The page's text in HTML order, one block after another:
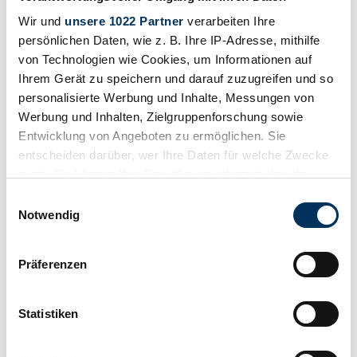
Wir und unsere 1022 Partner verarbeiten Ihre
persönlichen Daten, wie z. B. Ihre IP-Adresse, mithilfe
von Technologien wie Cookies, um Informationen auf
Ihrem Gerät zu speichern und darauf zuzugreifen und so
personalisierte Werbung und Inhalte, Messungen von
Werbung und Inhalten, Zielgruppenforschung sowie
Entwicklung von Angeboten zu ermöglichen. Sie
entscheiden darüber, wer Ihre Daten für welche Zwecke
Trigger Symbol ändern oder widerrufen
Informationen über Ihre geografische Lage
können
bestimmten Merkmalen (Fingerprinting) identifizieren
Notwendig
Präferenzen
Statistiken
Estimate